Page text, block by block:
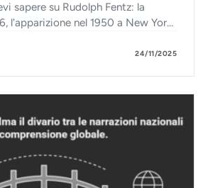
sapere su Rudolph Fentz: la
l'apparizione nel 1950 a New York
24/11/2025